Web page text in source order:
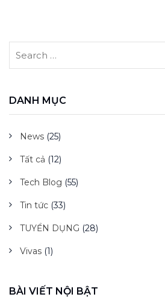
DANH MỤC
News (25)
Tất cả (12)
Tech Blog (55)
Tin tức (33)
TUYỂN DỤNG (28)
Vivas (1)
BÀI VIẾT NỘI BẬT